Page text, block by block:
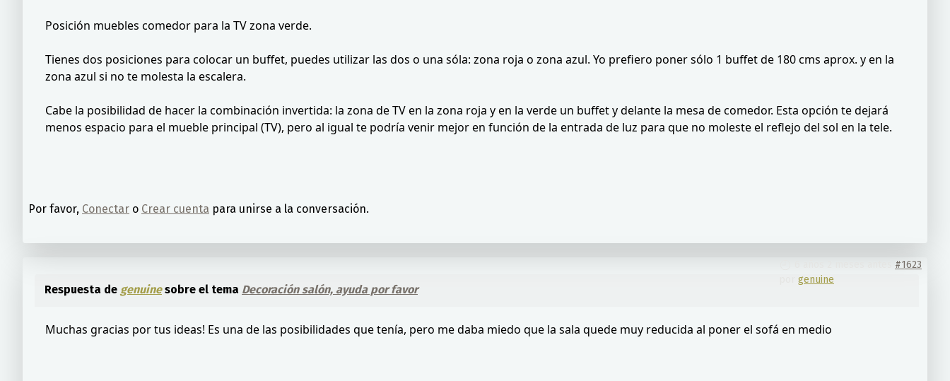
Posición muebles comedor para la TV zona verde.
Tienes dos posiciones para colocar un buffet, puedes utilizar las dos o una sóla: zona roja o zona azul. Yo prefiero poner sólo 1 buffet de 180 cms aprox. y en la
zona azul si no te molesta la escalera.
Cabe la posibilidad de hacer la combinación invertida: la zona de TV en la zona roja y en la verde un buffet y delante la mesa de comedor. Esta opción te dejará
menos espacio para el mueble principal (TV), pero al igual te podría venir mejor en función de la entrada de luz para que no moleste el reflejo del sol en la tele.
Por favor, Conectar o Crear cuenta para unirse a la conversación.
#1623
genuine
Respuesta de genuinesobre el tema Decoración salón, ayuda por favor
Muchas gracias por tus ideas! Es una de las posibilidades que tenía, pero me daba miedo que la sala quede muy reducida al poner el sofá en medio